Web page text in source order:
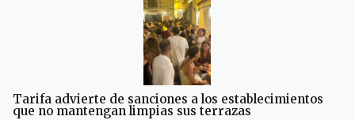
Tarifa advierte de sanciones a los establecimientos
que no mantengan limpias sus terrazas